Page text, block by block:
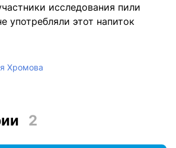
исследования пили
употребляли этот напиток
Хромова
2